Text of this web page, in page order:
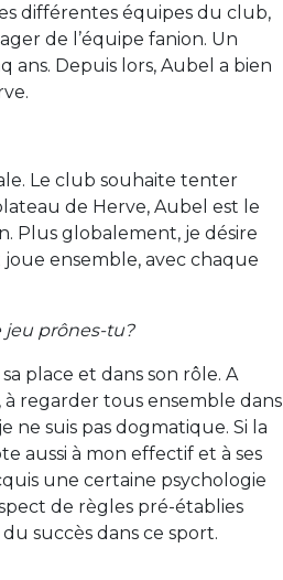
différentes équipes du club,
de l’équipe fanion. Un
Depuis lors, Aubel a bien
Le club souhaite tenter
de Herve, Aubel est le
Plus globalement, je désire
ensemble, avec chaque
jeu prônes-tu?
place et dans son rôle. A
, à regarder tous ensemble dans
ne suis pas dogmatique. Si la
aussi à mon effectif et à ses
une certaine psychologie
de règles pré-établies
succès dans ce sport.